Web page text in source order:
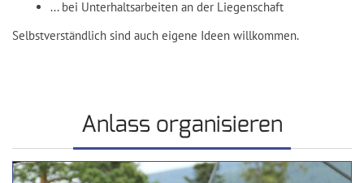
... bei Unterhaltsarbeiten an der Liegenschaft
Selbstverständlich sind auch eigene Ideen willkommen.
Anlass organisieren